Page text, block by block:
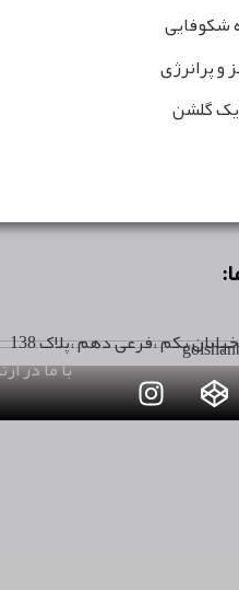
شکوفایی
پرانرژی
یک گلشن
یکم ،فرعی دهم ،پلاک 138
با ما در